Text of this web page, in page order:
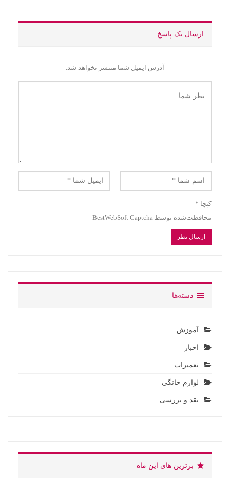
ارسال یک پاسخ
آدرس ایمیل شما منتشر نخواهد شد.
کپچا *
محافظت‌شده توسط BestWebSoft Captcha
دسته‌ها
آموزش
اخبار
تعمیرات
لوارم خانگی
نقد و بررسی
برترین های این ماه